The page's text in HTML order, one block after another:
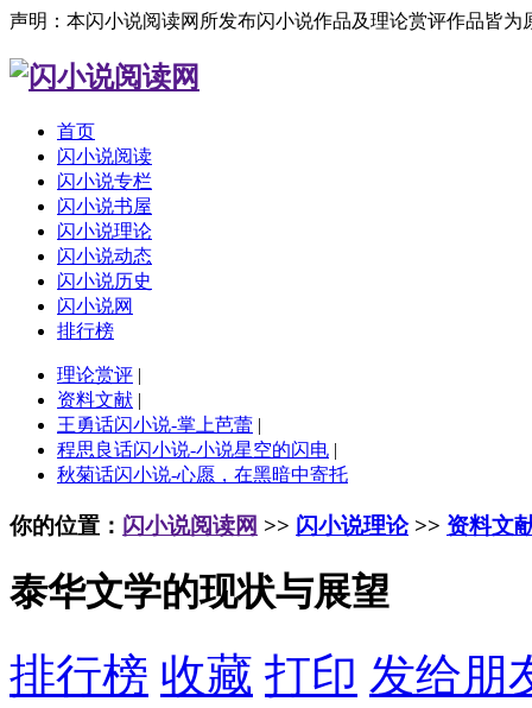
声明：本闪小说阅读网所发布闪小说作品及理论赏评作品皆
首页
闪小说阅读
闪小说专栏
闪小说书屋
闪小说理论
闪小说动态
闪小说历史
闪小说网
排行榜
理论赏评 |
资料文献 |
王勇话闪小说-掌上芭蕾 |
程思良话闪小说-小说星空的闪电 |
秋菊话闪小说-心愿，在黑暗中寄托
你的位置： 闪小说阅读网 >> 闪小说理论>> 资料文
泰华文学的现状与展望
排行榜 收藏 打印 发给朋